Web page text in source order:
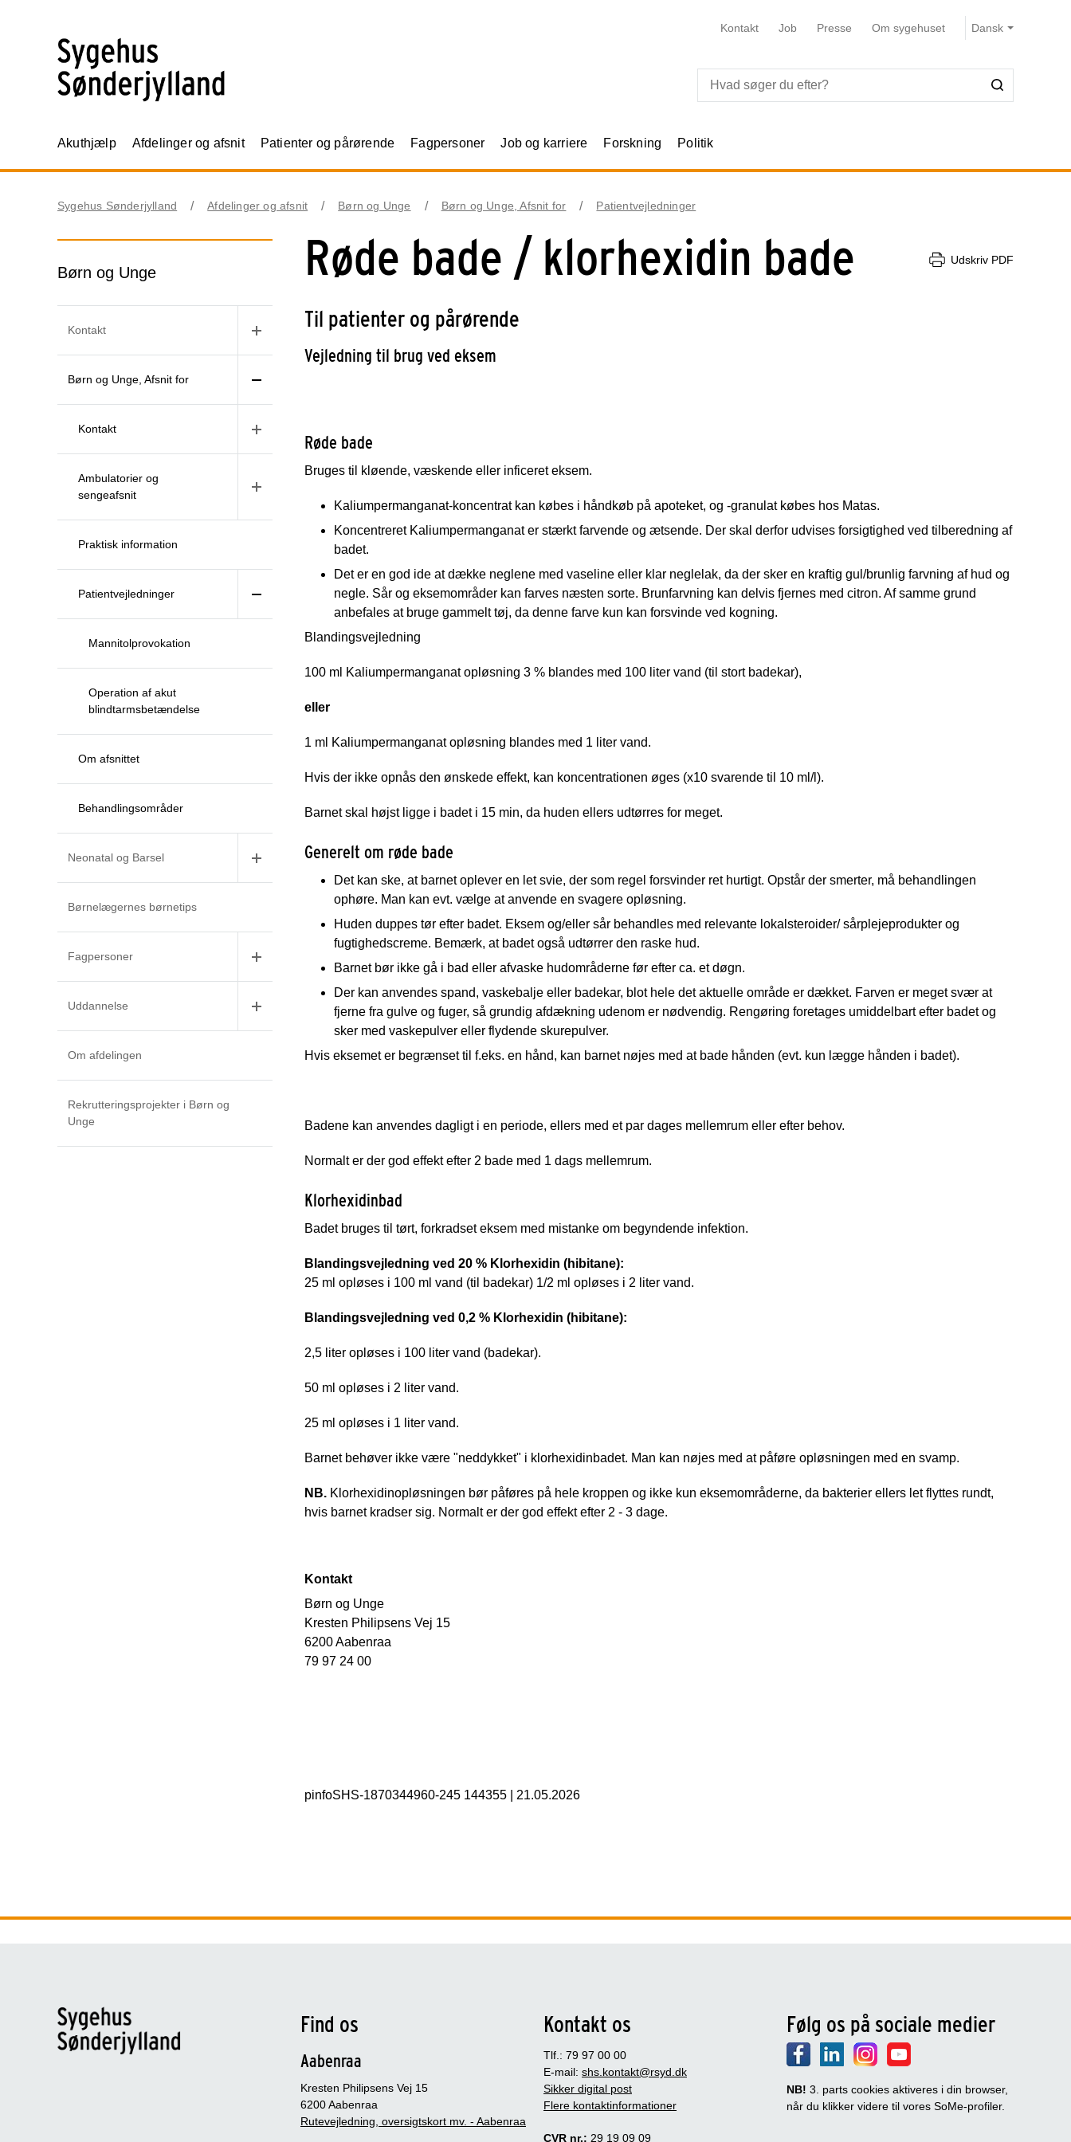
Kontakt Job Presse Om sygehuset
Akuthjælp Afdelinger og afsnit Patienter og pårørende Fagpersoner Job og karriere Forskning Politik
Sygehus Sønderjylland Afdelinger og afsnit Børn og Unge Børn og Unge, Afsnit for Patientvejledninger
Børn og Unge
Kontakt
Børn og Unge, Afsnit for
Kontakt
Ambulatorier og
sengeafsnit
Praktisk information
Patientvejledninger
Mannitolprovokation
Operation af akut
blindtarmsbetændelse
Om afsnittet
Behandlingsområder
Neonatal og Barsel
Børnelægernes børnetips
Fagpersoner
Uddannelse
Om afdelingen
Rekrutteringsprojekter i Børn og
Unge
Røde bade / klorhexidin bade Udskriv PDF
Til patienter og pårørende
Vejledning til brug ved eksem
Røde bade
Bruges til kløende, væskende eller inficeret eksem.
Kaliumpermanganat-koncentrat kan købes i håndkøb på apoteket, og -granulat købes hos Matas.
Koncentreret Kaliumpermanganat er stærkt farvende og ætsende. Der skal derfor udvises forsigtighed ved tilberedning af
badet.
Det er en god ide at dække neglene med vaseline eller klar neglelak, da der sker en kraftig gul/brunlig farvning af hud og
negle. Sår og eksemområder kan farves næsten sorte. Brunfarvning kan delvis fjernes med citron. Af samme grund
anbefales at bruge gammelt tøj, da denne farve kun kan forsvinde ved kogning.
Blandingsvejledning
100 ml Kaliumpermanganat opløsning 3 % blandes med 100 liter vand (til stort badekar),
eller
1 ml Kaliumpermanganat opløsning blandes med 1 liter vand.
Hvis der ikke opnås den ønskede effekt, kan koncentrationen øges (x10 svarende til 10 ml/l).
Barnet skal højst ligge i badet i 15 min, da huden ellers udtørres for meget.
Generelt om røde bade
Det kan ske, at barnet oplever en let svie, der som regel forsvinder ret hurtigt. Opstår der smerter, må behandlingen
ophøre. Man kan evt. vælge at anvende en svagere opløsning.
Huden duppes tør efter badet. Eksem og/eller sår behandles med relevante lokalsteroider/ sårplejeprodukter og
fugtighedscreme. Bemærk, at badet også udtørrer den raske hud.
Barnet bør ikke gå i bad eller afvaske hudområderne før efter ca. et døgn.
Der kan anvendes spand, vaskebalje eller badekar, blot hele det aktuelle område er dækket. Farven er meget svær at
fjerne fra gulve og fuger, så grundig afdækning udenom er nødvendig. Rengøring foretages umiddelbart efter badet og
sker med vaskepulver eller flydende skurepulver.
Hvis eksemet er begrænset til f.eks. en hånd, kan barnet nøjes med at bade hånden (evt. kun lægge hånden i badet).
Badene kan anvendes dagligt i en periode, ellers med et par dages mellemrum eller efter behov.
Normalt er der god effekt efter 2 bade med 1 dags mellemrum.
Klorhexidinbad
Badet bruges til tørt, forkradset eksem med mistanke om begyndende infektion.
Blandingsvejledning ved 20 % Klorhexidin (hibitane):
25 ml opløses i 100 ml vand (til badekar) 1/2 ml opløses i 2 liter vand.
Blandingsvejledning ved 0,2 % Klorhexidin (hibitane):
2,5 liter opløses i 100 liter vand (badekar).
50 ml opløses i 2 liter vand.
25 ml opløses i 1 liter vand.
Barnet behøver ikke være "neddykket" i klorhexidinbadet. Man kan nøjes med at påføre opløsningen med en svamp.
NB. Klorhexidinopløsningen bør påføres på hele kroppen og ikke kun eksemområderne, da bakterier ellers let flyttes rundt,
hvis barnet kradser sig. Normalt er der god effekt efter 2 - 3 dage.
Kontakt
Børn og Unge
Kresten Philipsens Vej 15
6200 Aabenraa
79 97 24 00
pinfoSHS-1870344960-245 144355 21.05.2026
Find os
Aabenraa
Kresten Philipsens Vej 15
6200 Aabenraa
Rutevejledning, oversigtskort mv. - Aabenraa
Kontakt os
Tlf.: 79 97 00 00
E-mail: shs.kontakt@rsyd.dk
Sikker digital post
Flere kontaktinformationer
CVR nr.: 29 19 09 09
Følg os på sociale medier
NB! 3. parts cookies aktiveres i din browser,
når du klikker videre til vores SoMe-profiler.